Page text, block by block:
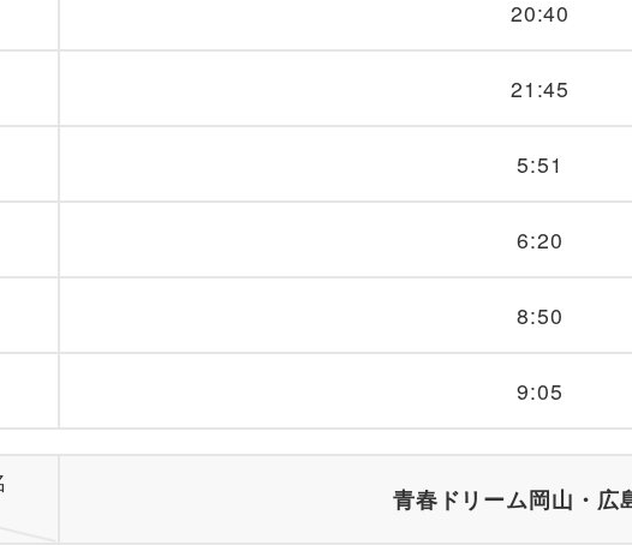
20:40
21:45
5:51
6:20
8:50
9:05
青春ドリーム岡山・広